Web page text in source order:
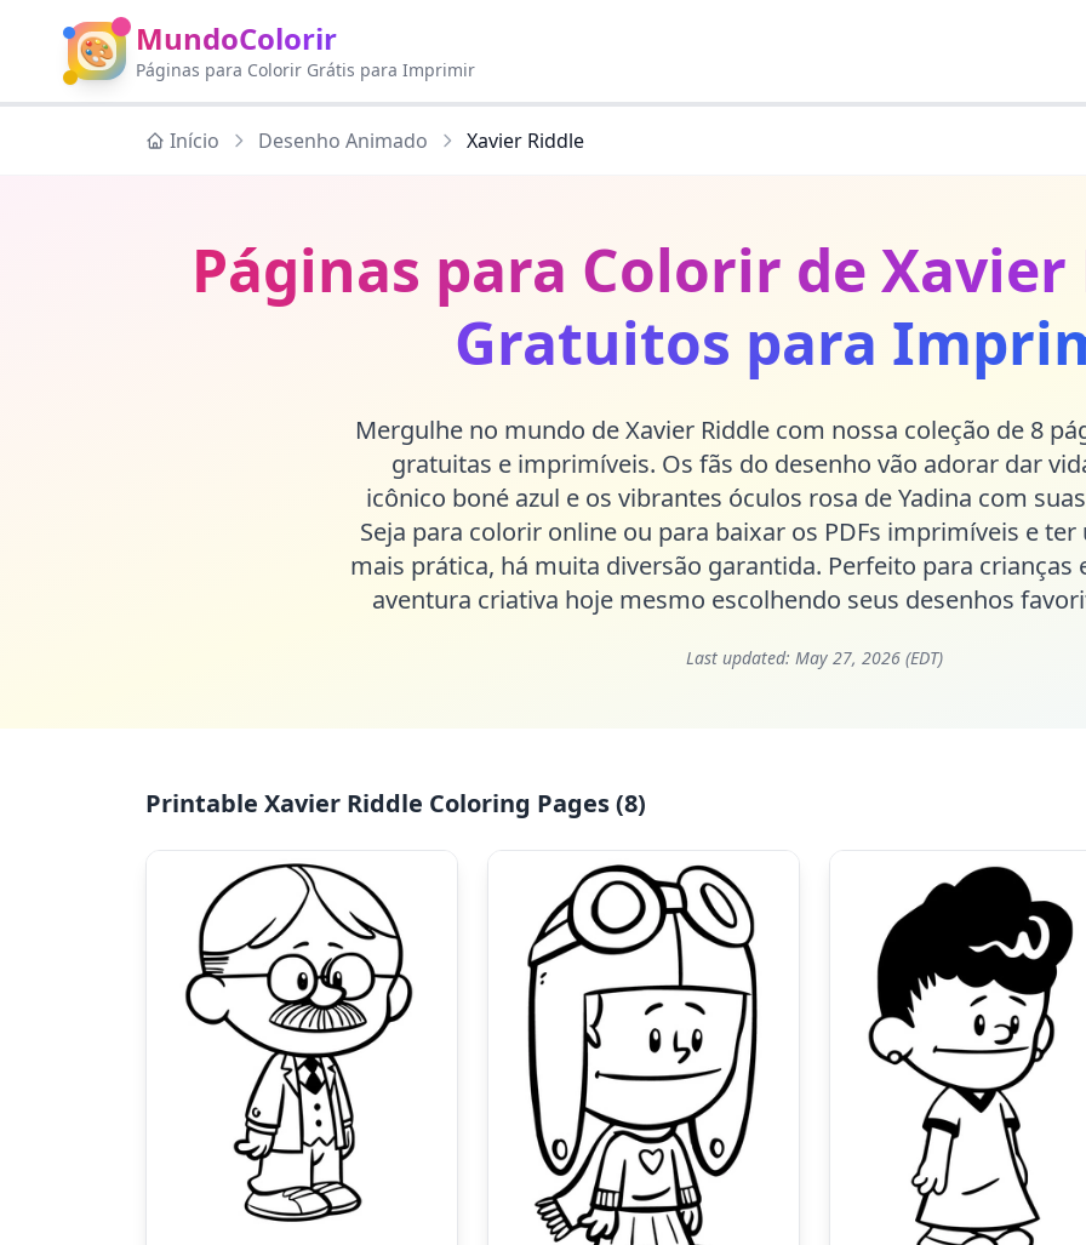
🎨 MundoColorir
Páginas para Colorir Grátis para Imprimir
Início Desenho Animado Xavier Riddle
Páginas para Colorir de Xavier
Gratuitos para
Mergulhe no mundo de Xavier Riddle com nossa coleção de 8
gratuitas e imprimíveis. Os fãs do desenho vão adorar dar
icônico boné azul e os vibrantes óculos rosa de Yadina com
Seja para colorir online ou para baixar os PDFs imprimíveis e
mais prática, há muita diversão garantida. Perfeito para crianças
aventura criativa hoje mesmo escolhendo seus desenhos
Last updated: May 27, 2026 (EDT)
Printable Xavier Riddle Coloring Pages (8)